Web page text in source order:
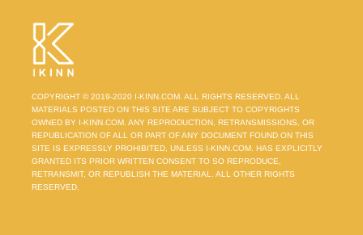
COPYRIGHT © 2019-2020 I-KINN.COM. ALL RIGHTS RESERVED. ALL
MATERIALS POSTED ON THIS SITE ARE SUBJECT TO COPYRIGHTS
OWNED BY I-KINN.COM. ANY REPRODUCTION, RETRANSMISSIONS, OR
REPUBLICATION OF ALL OR PART OF ANY DOCUMENT FOUND ON THIS
SITE IS EXPRESSLY PROHIBITED, UNLESS I-KINN.COM. HAS EXPLICITLY
GRANTED ITS PRIOR WRITTEN CONSENT TO SO REPRODUCE,
RETRANSMIT, OR REPUBLISH THE MATERIAL. ALL OTHER RIGHTS
RESERVED.